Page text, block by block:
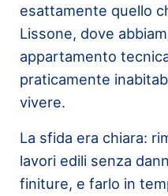
esattamente quello
Lissone, dove
appartamento
praticamente
vivere.
La sfida era chiara:
lavori edili senza
finiture, e farlo in